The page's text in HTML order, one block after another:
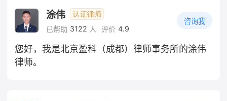
涂伟
已帮助 3122 人 评价 4.9
咨询我
您好，我是北京盈科（成都）律师事务所的涂伟
律师。